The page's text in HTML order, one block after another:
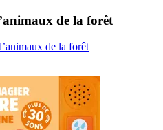
de la forêt
de la forêt